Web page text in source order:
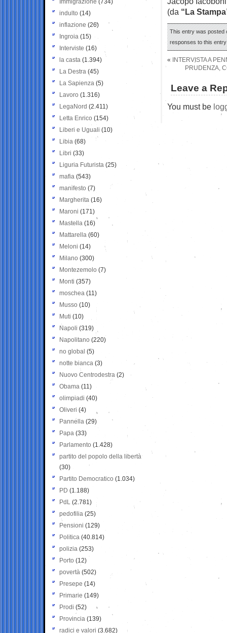
(da “La
This entry was posted
responses to this
«
INTERVISTA A
PRUDENZA,
Leave a
You must be
Immigrazione (734)
indulto (14)
inflazione (26)
Ingroia (15)
Interviste (16)
la casta (1.394)
La Destra (45)
La Sapienza (5)
Lavoro (1.316)
LegaNord (2.411)
Letta Enrico (154)
Liberi e Uguali (10)
Libia (68)
Libri (33)
Liguria Futurista (25)
mafia (543)
manifesto (7)
Margherita (16)
Maroni (171)
Mastella (16)
Mattarella (60)
Meloni (14)
Milano (300)
Montezemolo (7)
Monti (357)
moschea (11)
Musso (10)
Muti (10)
Napoli (319)
Napolitano (220)
no global (5)
notte bianca (3)
Nuovo Centrodestra (2)
Obama (11)
olimpiadi (40)
Oliveri (4)
Pannella (29)
Papa (33)
Parlamento (1.428)
partito del popolo della libertà
(30)
Partito Democratico (1.034)
PD (1.188)
PdL (2.781)
pedofilia (25)
Pensioni (129)
Politica (40.814)
polizia (253)
Porto (12)
povertà (502)
Presepe (14)
Primarie (149)
Prodi (52)
Provincia (139)
radici e valori (3.682)